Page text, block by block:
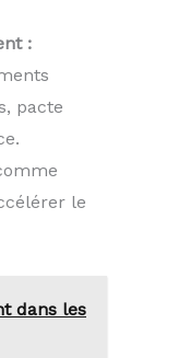
:
pacte
le
dans les